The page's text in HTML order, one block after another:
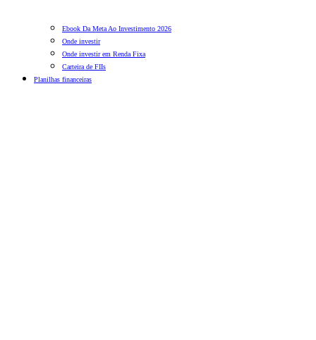
Ebook Da Meta Ao Investimento 2026
Onde investir
Onde investir em Renda Fixa
Carteira de FIIs
Planilhas financeiras